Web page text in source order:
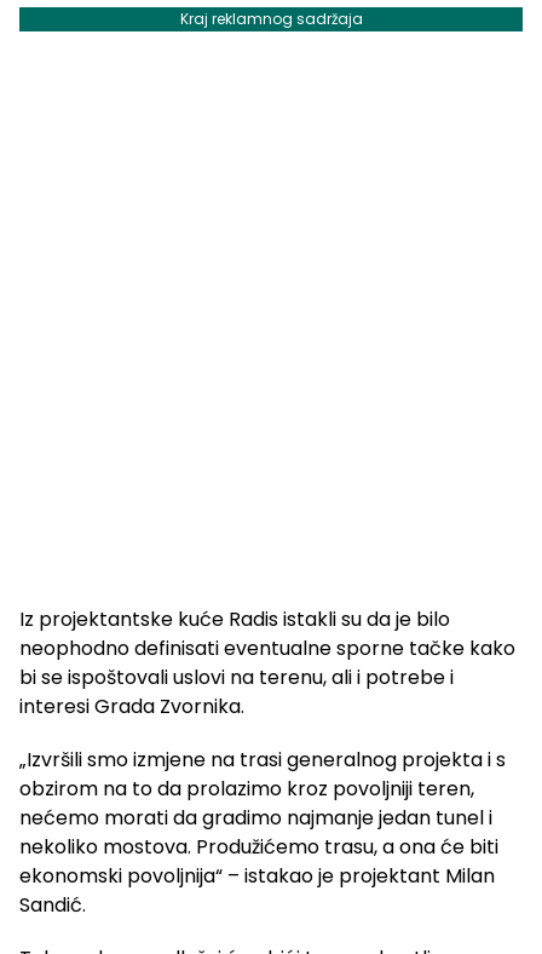
Kraj reklamnog sadržaja
Iz projektantske kuće Radis istakli su da je bilo
neophodno definisati eventualne sporne tačke kako
bi se ispoštovali uslovi na terenu, ali i potrebe i
interesi Grada Zvornika.
„Izvršili smo izmjene na trasi generalnog projekta i s
obzirom na to da prolazimo kroz povoljniji teren,
nećemo morati da gradimo najmanje jedan tunel i
nekoliko mostova. Produžićemo trasu, a ona će biti
ekonomski povoljnija“ – istakao je projektant Milan
Sandić.